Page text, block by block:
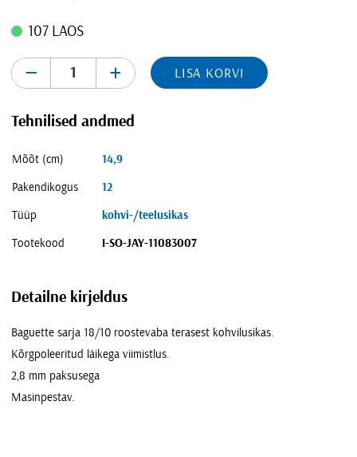
107 LAOS
- + LISA KORVI
Tehnilised andmed
Mõõt (cm) 14,9
Pakendikogus 12
Tüüp kohvi-/teelusikas
Tootekood I-SO-JAY-11083007
Detailne kirjeldus
Baguette sarja 18/10 roostevaba terasest kohvilusikas.
Kõrgpoleeritud läikega viimistlus.
2,8 mm paksusega
Masinpestav.